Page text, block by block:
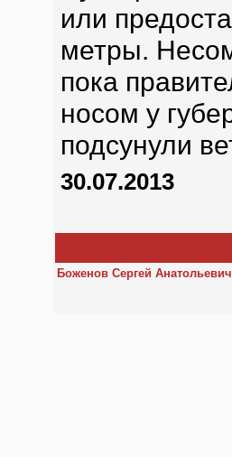
или
метры.
пока
носом у
подсунули
30.07.2013
Боженов Сергей Анатольевич